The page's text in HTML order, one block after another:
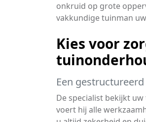
onkruid op grote
vakkundige tuinman
Kies voor
Een
De specialist bekijkt
voert hij alle